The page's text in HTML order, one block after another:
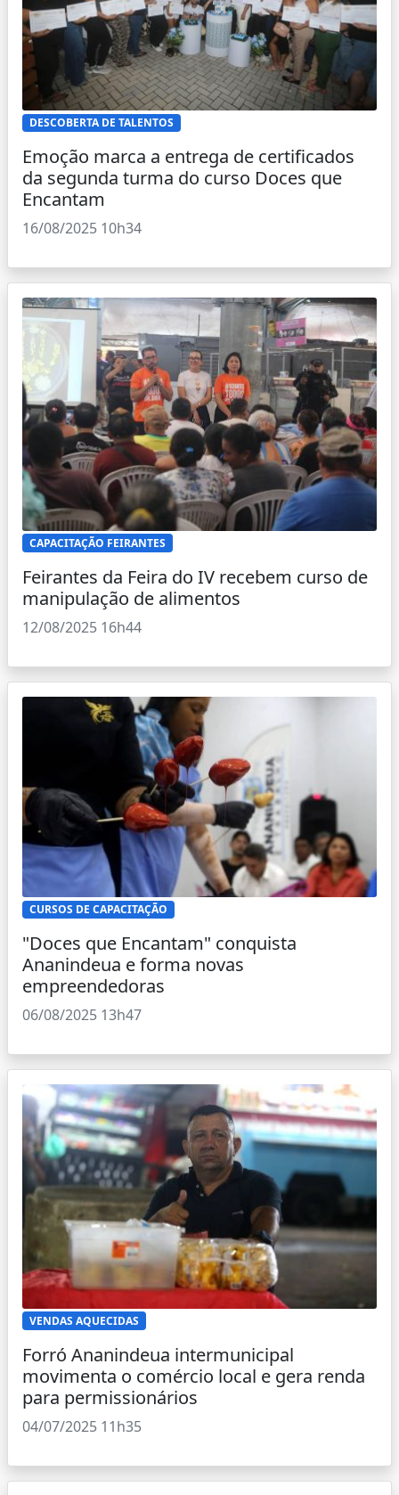
DESCOBERTA DE TALENTOS
Emoção marca a entrega de certificados
da segunda turma do curso Doces que
Encantam
16/08/2025 10h34
CAPACITAÇÃO FEIRANTES
Feirantes da Feira do IV recebem curso de
manipulação de alimentos
12/08/2025 16h44
CURSOS DE CAPACITAÇÃO
"Doces que Encantam" conquista
Ananindeua e forma novas
empreendedoras
06/08/2025 13h47
VENDAS AQUECIDAS
Forró Ananindeua intermunicipal
movimenta o comércio local e gera renda
para permissionários
04/07/2025 11h35